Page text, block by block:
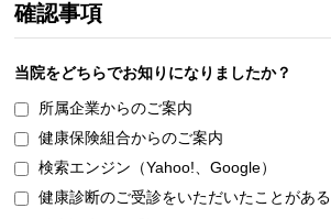
確認事項
当院をどちらでお知りになりましたか？
所属企業からのご案内
健康保険組合からのご案内
検索エンジン（Yahoo!、Google）
健康診断のご受診をいただいたことがある